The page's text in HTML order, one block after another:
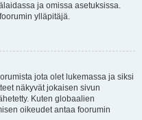
ja omissa asetuksissa.
ylläpitäjä.
jota olet lukemassa ja siksi
näkyvät jokaisen sivun
Kuten globaalien
oikeudet antaa foorumin